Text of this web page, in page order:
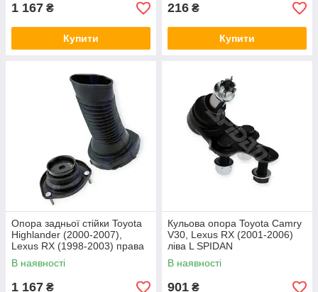
1 167 ₴
Купити
216 ₴
Купити
Опора задньої стійки Toyota
Highlander (2000-2007),
Lexus RX (1998-2003) права
R NTY
В наявності
1 167 ₴
Кульова опора Toyota Camry
V30, Lexus RX (2001-2006)
ліва L SPIDAN
В наявності
901 ₴